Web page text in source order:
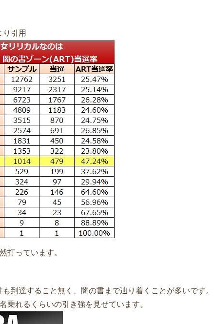
り引用
打っています。
到達すること無く、闇の書まで辿り着くことが多いです。
乗れるくらいの引き強を見せています。